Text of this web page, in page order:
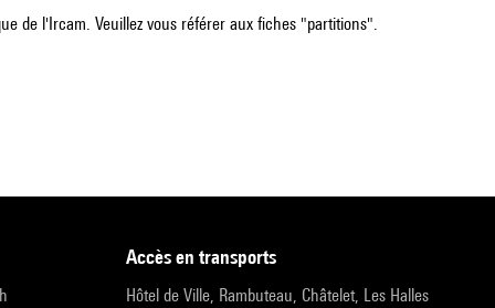
de l'Ircam. Veuillez vous référer aux fiches "partitions".
accès en transports
Hôtel de Ville, Rambuteau, Châtelet, Les Halles